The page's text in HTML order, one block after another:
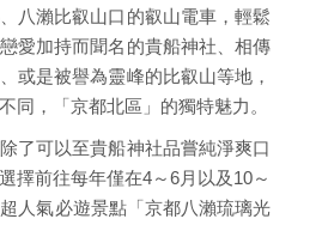
八瀨比叡山口的叡山電車，輕鬆
愛加持而聞名的貴船神社、相傳
或是被譽為靈峰的比叡山等地，
同，「京都北區」的獨特魅力。
了可以至貴船神社品嘗純淨爽口
擇前往每年僅在4～6月以及10～
人氣必遊景點「京都八瀨琉璃光